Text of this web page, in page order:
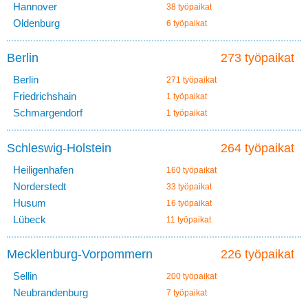
Hannover 38 työpaikat
Oldenburg 6 työpaikat
273 työpaikat
Berlin
Berlin 271 työpaikat
Friedrichshain 1 työpaikat
Schmargendorf 1 työpaikat
264 työpaikat
Schleswig-Holstein
Heiligenhafen 160 työpaikat
Norderstedt 33 työpaikat
Husum 16 työpaikat
Lübeck 11 työpaikat
226 työpaikat
Mecklenburg-Vorpommern
Sellin 200 työpaikat
Neubrandenburg 7 työpaikat